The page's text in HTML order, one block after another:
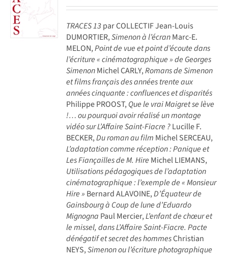
TRACES 13par COLLECTIF Jean-Louis
DUMORTIER,Simenon à l’écranMarc-E.
MELON,Point de vue et point d’écoute dans
l’écriture « cinématographique » de Georges
SimenonMichel CARLY,Romans de Simenon
et films français des années trente aux
années cinquante : confluences et disparités
Philippe PROOST,Que le vrai Maigret se lève
!… ou pourquoi avoir réalisé un montage
vidéo sur L’Affaire Saint-Fiacre ?Lucille F.
BECKER,Du roman au film Michel SERCEAU,
L’adaptation comme réception : Panique et
Les Fiançailles de M. Hire Michel LIEMANS,
Utilisations pédagogiques de l’adaptation
cinématographique : l’exemple de « Monsieur
Hire » Bernard ALAVOINE,D’Équateur de
Gainsbourg à Coup de lune d’Eduardo
Mignogna Paul Mercier,L’enfant de chœur et
le missel, dans L’Affaire Saint-Fiacre. Pacte
dénégatif et secret des hommesChristian
NEYS,Simenon ou l’écriture photographique